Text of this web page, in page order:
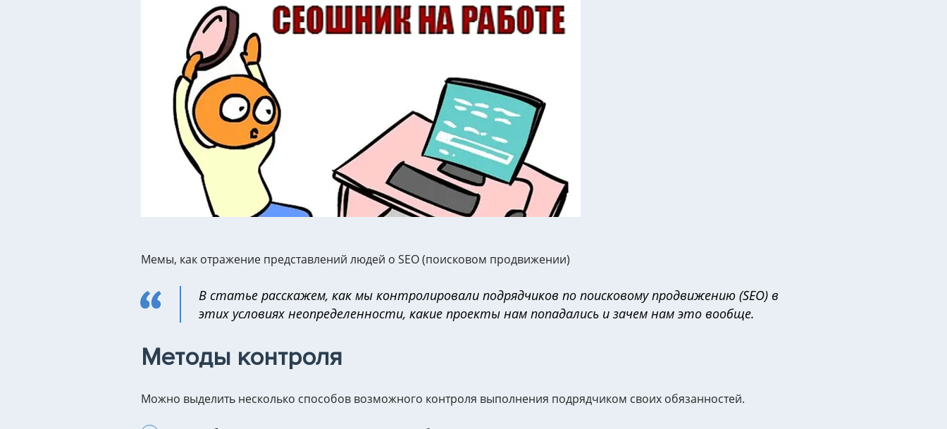
Мемы, как отражение представлений людей о SEO (поисковом продвижении)
В статье расскажем, как мы контролировали подрядчиков по поисковому продвижению (SEO) в
этих условиях неопределенности, какие проекты нам попадались и зачем нам это вообще.
Методы контроля
Можно выделить несколько способов возможного контроля выполнения подрядчиком своих обязанностей.